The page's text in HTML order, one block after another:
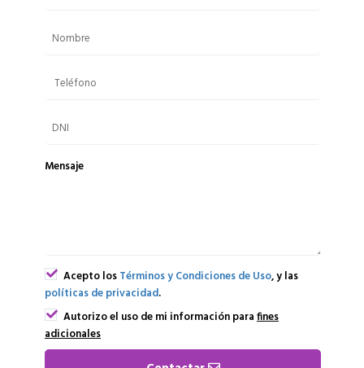
Mensaje
Acepto losTérminos y Condiciones de Uso, y las
políticas de privacidad.
Autorizo el uso de mi información parafines
adicionales